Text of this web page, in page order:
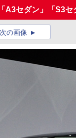
A3セダン」「S3セ
次の画像